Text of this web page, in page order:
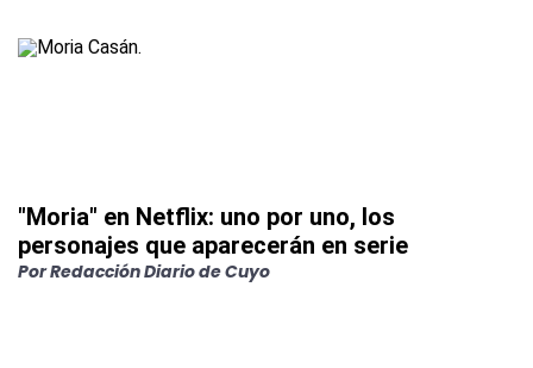
"Moria" en Netflix: uno por uno, los
personajes que aparecerán en serie
PorRedacción Diario de Cuyo